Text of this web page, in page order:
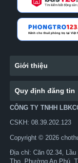
Giới thiệu
Quy định đăng tin
CÔNG TY TNHH
CSKH: 08.39.202.123
Copyright © 2026
Địa chỉ: Căn 02.34,